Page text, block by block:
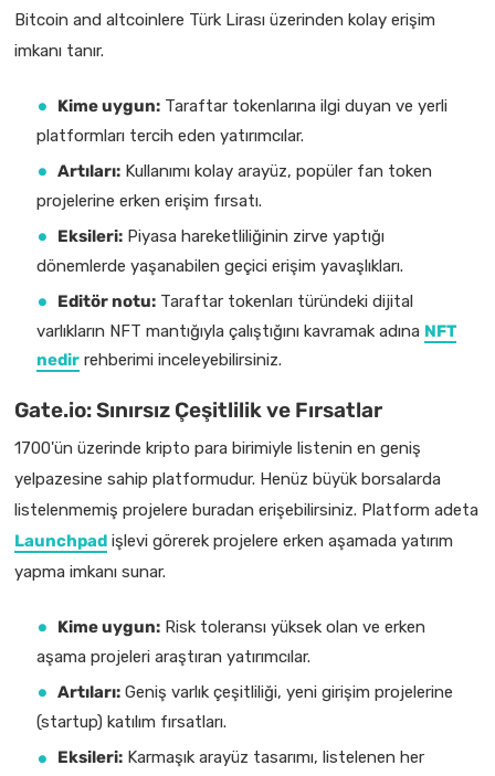
Bitcoin and altcoinlere Türk Lirası üzerinden kolay erişim
imkanı tanır.
Kime uygun: Taraftar tokenlarına ilgi duyan ve yerli
platformları tercih eden yatırımcılar.
Artıları: Kullanımı kolay arayüz, popüler fan token
projelerine erken erişim fırsatı.
Eksileri: Piyasa hareketliliğinin zirve yaptığı
dönemlerde yaşanabilen geçici erişim yavaşlıkları.
Editör notu: Taraftar tokenları türündeki dijital
varlıkların NFT mantığıyla çalıştığını kavramak adına NFT
nedir rehberimi inceleyebilirsiniz.
Gate.io: Sınırsız Çeşitlilik ve Fırsatlar
1700'ün üzerinde kripto para birimiyle listenin en geniş
yelpazesine sahip platformudur. Henüz büyük borsalarda
listelenmemiş projelere buradan erişebilirsiniz. Platform adeta
Launchpad işlevi görerek projelere erken aşamada yatırım
yapma imkanı sunar.
Kime uygun: Risk toleransı yüksek olan ve erken
aşama projeleri araştıran yatırımcılar.
Artıları: Geniş varlık çeşitliliği, yeni girişim projelerine
(startup) katılım fırsatları.
Eksileri: Karmaşık arayüz tasarımı, listelenen her